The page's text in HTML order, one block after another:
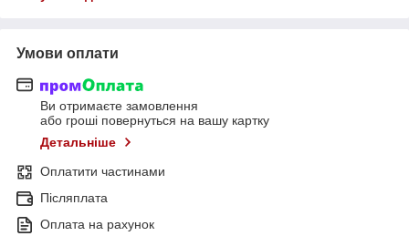
Умови оплати
Ви отримаєте замовлення
або гроші повернуться на вашу картку
Детальніше
Оплатити частинами
Післяплата
Оплата на рахунок